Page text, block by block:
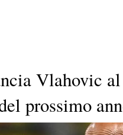
Vlahovic
prossimo